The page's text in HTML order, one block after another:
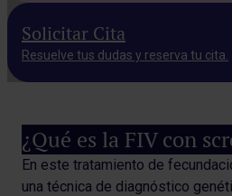
Solicitar Cita
Resuelve tus dudas y reserva tu cita.
¿Qué es la FIV con
En este tratamiento de
una técnica de diagnóstico